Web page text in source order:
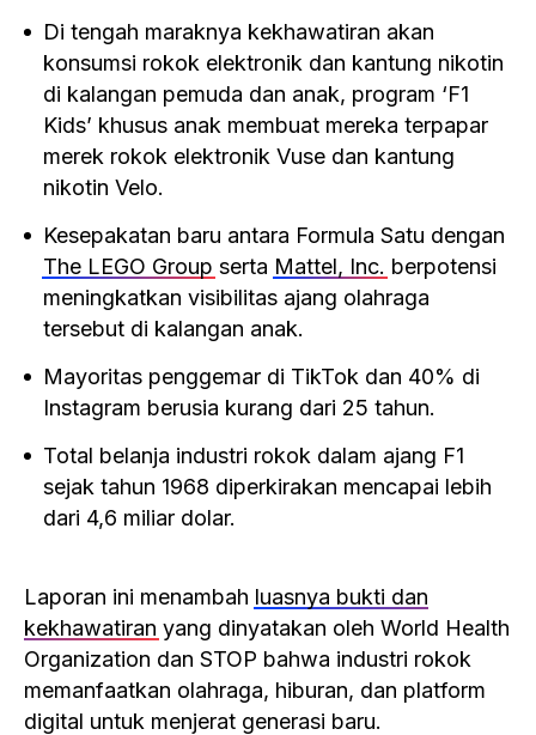
Di tengah maraknya kekhawatiran akan
konsumsi rokok elektronik dan kantung nikotin
di kalangan pemuda dan anak, program ‘F1
Kids’ khusus anak membuat mereka terpapar
merek rokok elektronik Vuse dan kantung
nikotin Velo.
Kesepakatan baru antara Formula Satu dengan
The LEGO Group serta Mattel, Inc. berpotensi
meningkatkan visibilitas ajang olahraga
tersebut di kalangan anak.
Mayoritas penggemar di TikTok dan 40% di
Instagram berusia kurang dari 25 tahun.
Total belanja industri rokok dalam ajang F1
sejak tahun 1968 diperkirakan mencapai lebih
dari 4,6 miliar dolar.
Laporan ini menambah luasnya bukti dan
kekhawatiran yang dinyatakan oleh World Health
Organization dan STOP bahwa industri rokok
memanfaatkan olahraga, hiburan, dan platform
digital untuk menjerat generasi baru.